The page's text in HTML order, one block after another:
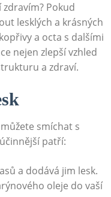
Pokud
​lesklých a krásných
a octa s dalšími
nejen zlepší ‍vzhled
a zdraví.
smíchat s
‍patří:
a​ dodává jim⁣ lesk.
oleje do vaší